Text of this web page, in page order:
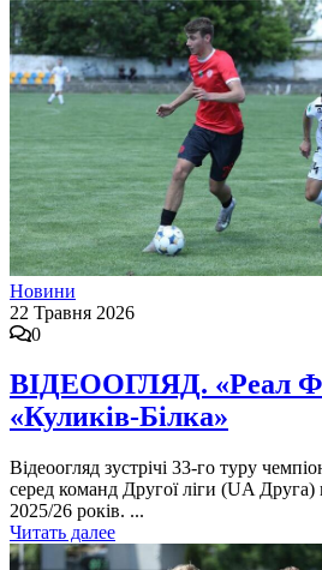
Новини
22 Травня 2026
0
ВІДЕООГЛЯД. «Реал
«Куликів-Білка»
Відеоогляд зустрічі 33-го туру
серед команд Другої ліги (UA
2025/26 років. ...
Читать далее